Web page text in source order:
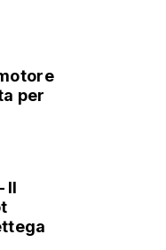
per
Il